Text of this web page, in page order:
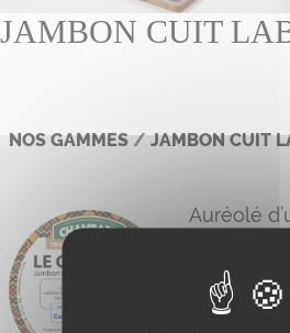
JAMBON CUIT
NOS GAMMES/JAMBON CUIT
Auréolé
supérieur
garantit